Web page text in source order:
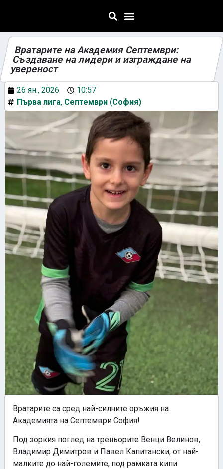
Вратарите на Академия Септември:
Създаване на лидери и изграждане на
увереност
26 ян., 2026
10:57
Първа лига, Септември (София)
Вратарите са сред най-силните оръжия на
Академията на Септември София!
Под зоркия поглед на треньорите Венци Велинов,
Владимир Димитров и Павел Капитански, от най-
малките до най-големите, под рамката кипи